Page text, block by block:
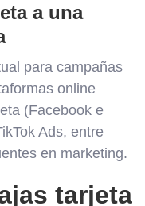
a una
para campañas
online
(Facebook e
Ads, entre
en marketing.
tarjeta